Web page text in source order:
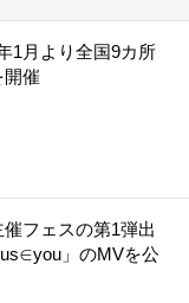
1月より全国9カ所
開催
フェスの第1弾出
」のMVを公